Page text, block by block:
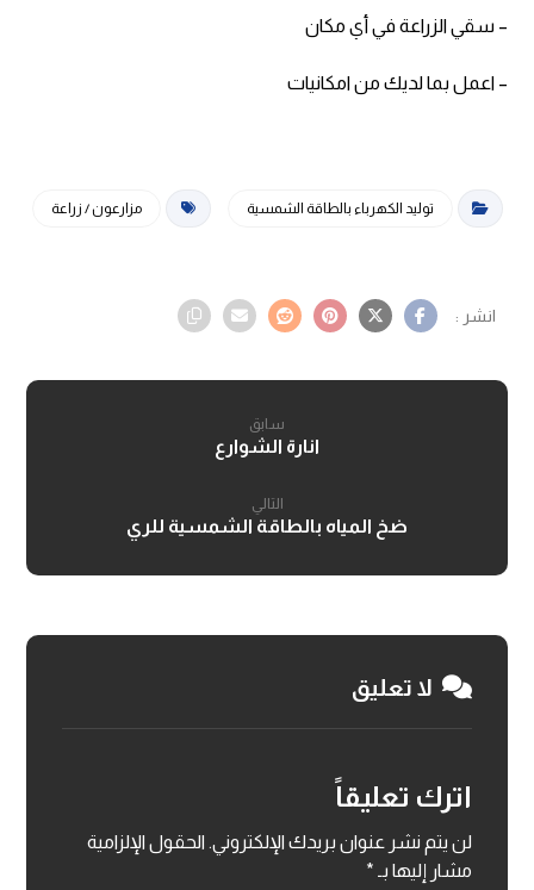
– سقي الزراعة في أي مكان
– اعمل بما لديك من امكانيات
توليد الكهرباء بالطاقة الشمسية مزارعون / زراعة
سابق
انارة الشوارع
التالي
ضخ المياه بالطاقة الشمسية للري
لا تعليق
اترك تعليقاً
لن يتم نشر عنوان بريدك الإلكتروني. الحقول الإلزامية
مشار إليها بـ *